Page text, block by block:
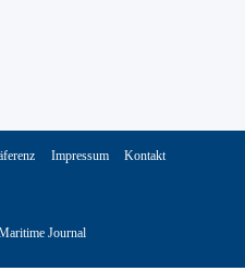
Journal
Impressum Kontakt